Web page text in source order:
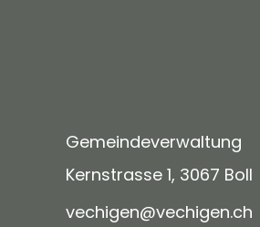
Gemeindeverwaltung
Kernstrasse 1, 3067 Boll
v ch g n v ch g n ch